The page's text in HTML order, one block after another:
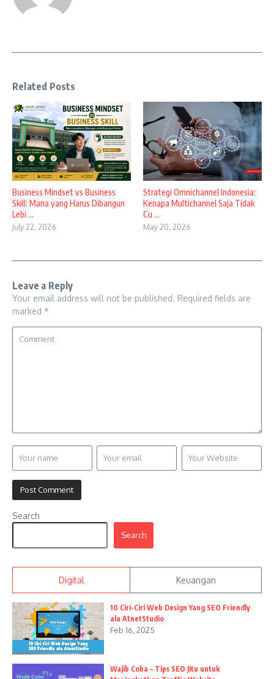
Related Posts
Business Mindset vs Business
Skill: Mana yang Harus Dibangun
Lebi ...
July 22, 2026
Strategi Omnichannel Indonesia:
Kenapa Multichannel Saja Tidak
Cu ...
May 20, 2026
Leave a Reply
Your email address will not be published. Required fields are
marked *
Search
Search
Digital Keuangan
10 Ciri-Ciri Web Design Yang SEO Friendly
ala AtnetStudio
Feb 16, 2025
Wajib Coba – Tips SEO Jitu untuk